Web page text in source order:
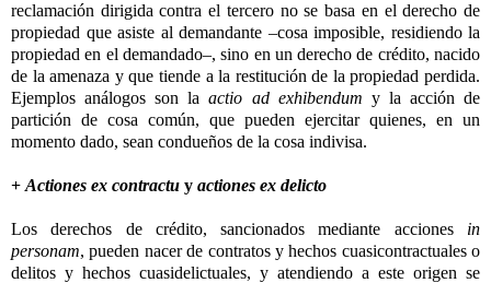
reclamación dirigida contra el tercero no se basa en el derecho de
propiedad que asiste al demandante –cosa imposible, residiendo la
propiedad en el demandado–, sino en un derecho de crédito, nacido
de la amenaza y que tiende a la restitución de la propiedad perdida.
Ejemplos análogos son laactio ad exhibendum y la acción de
partición de cosa común, que pueden ejercitar quienes, en un
momento dado, sean condueños de la cosa indivisa.
+ Actiones ex contractu y actiones ex delicto
Los derechos de crédito, sancionados mediante acciones in
personam, pueden nacer de contratos y hechos cuasicontractuales o
delitos y hechos cuasidelictuales, y atendiendo a este origen se